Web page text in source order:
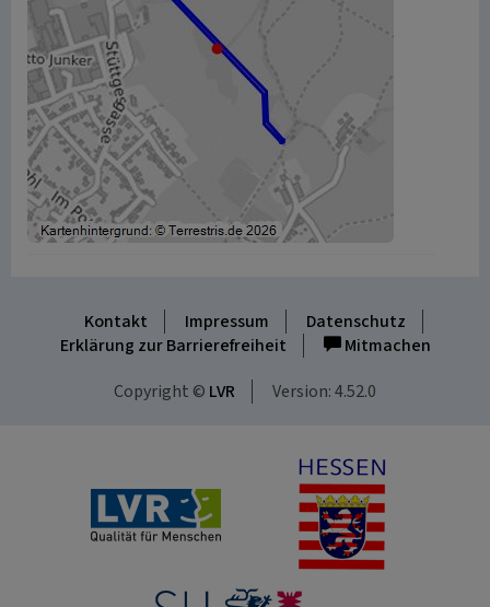
Kontakt Impressum
Datenschutz
Erklärung zur Barrierefreiheit
Mitmachen
Copyright © LVR Version: 4.52.0